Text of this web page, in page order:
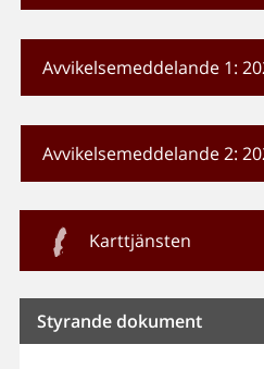
Avvikelsemeddelande 1:
Avvikelsemeddelande 2:
Karttjänsten
Styrande dokument